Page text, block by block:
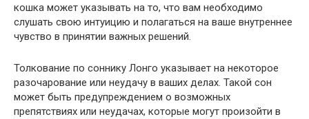
кошка может указывать на то, что вам необходимо
слушать свою интуицию и полагаться на ваше внутреннее
чувство в принятии важных решений.
Толкование по соннику Лонго указывает на некоторое
разочарование или неудачу в ваших делах. Такой сон
может быть предупреждением о возможных
препятствиях или неудачах, которые могут произойти в